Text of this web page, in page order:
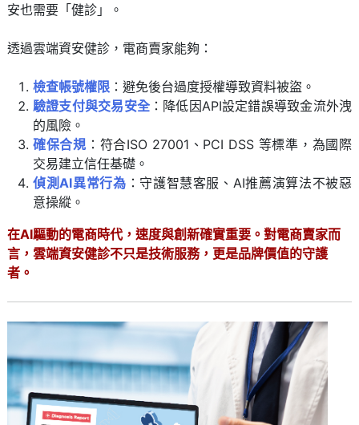
安也需要「健診」。
透過雲端資安健診，電商賣家能夠：
檢查帳號權限 ：避免後台過度授權導致資料被盜。
驗證支付與交易安全：降低因API設定錯誤導致金流外洩
的風險。
確保合規 ：符合ISO 27001、PCI DSS 等標準，為國際
交易建立信任基礎。
偵測AI異常行為 ：守護智慧客服、AI推薦演算法不被惡
意操縱。
在AI驅動的電商時代，速度與創新確實重要。對電商賣家而
言，雲端資安健診不只是技術服務，更是品牌價值的守護
者。